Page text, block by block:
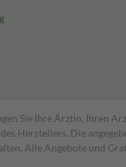
Sie Ihre Ärztin, Ihren
Herstellers. Die
Alle Angebote und